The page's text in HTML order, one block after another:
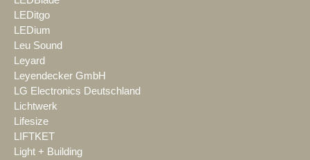
LEDitgo
LEDium
Leu Sound
Leyard
Leyendecker GmbH
LG Electronics Deutschland
Lichtwerk
Lifesize
LIFTKET
Light + Building